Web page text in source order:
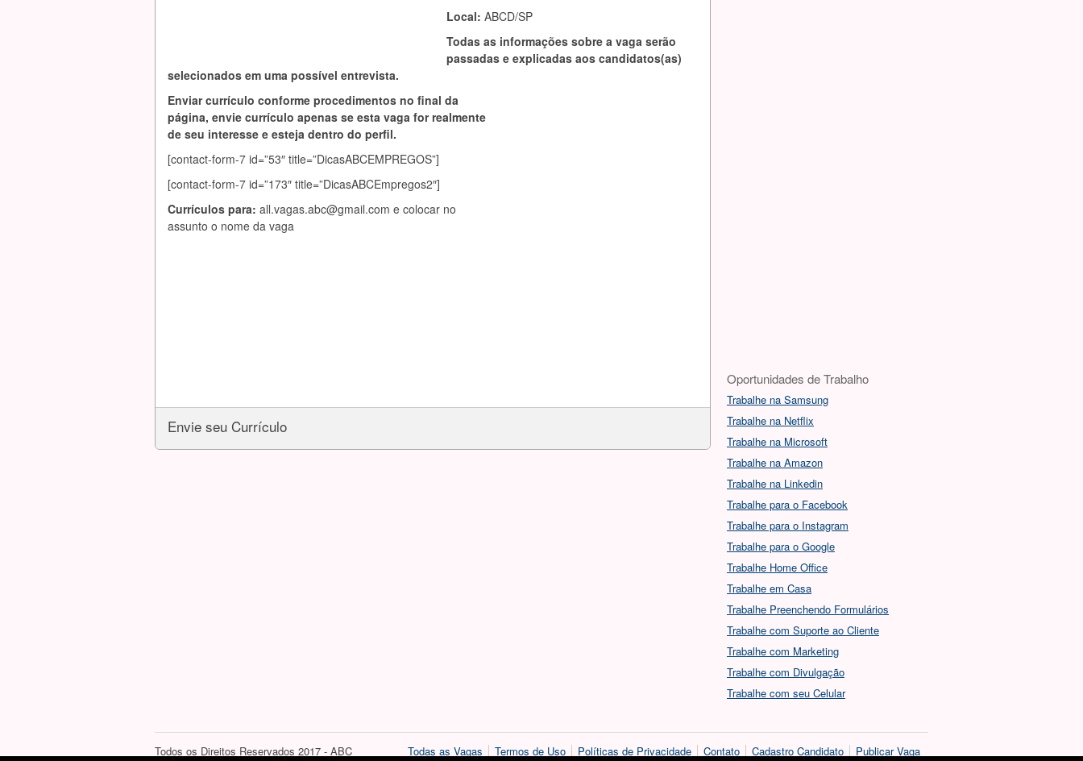
Local: ABCD/SP
Todas as informações sobre a vaga serão
passadas e explicadas aos candidatos(as)
selecionados em uma possível entrevista.
Enviar currículo conforme procedimentos no final da
página, envie currículo apenas se esta vaga for realmente
de seu interesse e esteja dentro do perfil.
[contact-form-7 id=”53″ title=”DicasABCEMPREGOS”]
[contact-form-7 id=”173″ title=”DicasABCEmpregos2″]
Currículos para: all.vagas.abc@gmail.com e colocar no
assunto o nome da vaga
Envie seu Currículo
Oportunidades de Trabalho
Trabalhe na Samsung
Trabalhe na Netflix
Trabalhe na Microsoft
Trabalhe na Amazon
Trabalhe na Linkedin
Trabalhe para o Facebook
Trabalhe para o Instagram
Trabalhe para o Google
Trabalhe Home Office
Trabalhe em Casa
Trabalhe Preenchendo Formulários
Trabalhe com Suporte ao Cliente
Trabalhe com Marketing
Trabalhe com Divulgação
Trabalhe com seu Celular
Todas as Vagas Termos de Uso Políticas de Privacidade Contato Cadastro Candidato Publicar Vaga
Todos os Direitos Reservados 2017 - ABC